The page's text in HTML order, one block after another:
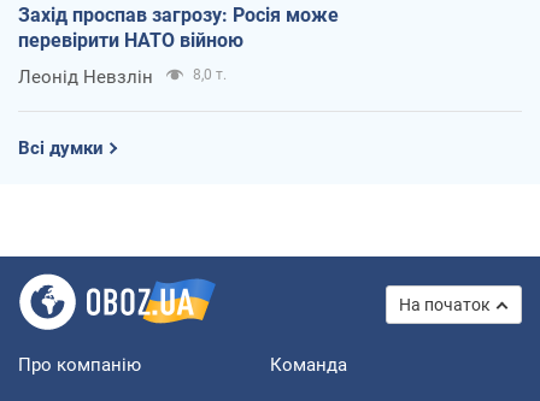
Захід проспав загрозу: Росія може
перевірити НАТО війною
Леонід Невзлін 8,0 т.
Всі думки
На початок
Про компанію Команда